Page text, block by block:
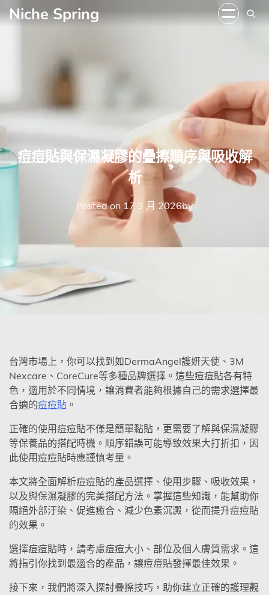
Skip
toNiche Spring
痘痘貼與保濕凝膠的疊擦順序與吸收解
析
Posted on 17 3 月 2026by
台灣市場上，你可以找到如DermaAngel護妍天使、3M
Nexcare、CoreCure等多種品牌選擇。這些痘痘貼各有特
色，適用於不同情境，讓消費者能夠根據自己的需求選擇最
合適的痘痘貼 。
正確的使用痘痘貼不僅是簡單黏貼，更需要了解與保濕凝膠
等保養品的搭配時機。順序錯誤可能導致效果大打折扣，因
此使用痘痘貼時應謹慎考量。
本文將全面解析痘痘貼的產品選擇、使用步驟、吸收效果，
以及與保濕凝膠的完美搭配方法。掌握這些知識，能幫助你
隔絕外部汙染、促進癒合、減少色素沉澱，從而提升痘痘貼
的效果。
選擇痘痘貼時，請考慮痘痘大小、部位及個人膚質需求。這
將指引你找到最適合的產品，讓痘痘貼發揮最佳效果。
接下來，我們將深入探討疊擦技巧，助你建立正確的護理觀